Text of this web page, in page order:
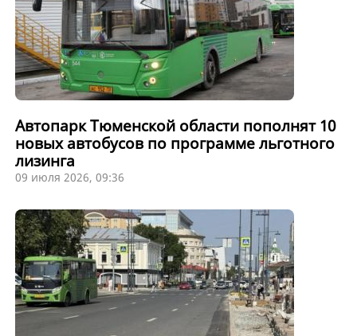
Автопарк Тюменской области пополнят 10
новых автобусов по программе льготного
лизинга
09 июля 2026, 09:36